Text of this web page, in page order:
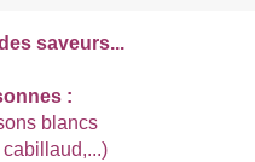
saveurs...
:
blancs